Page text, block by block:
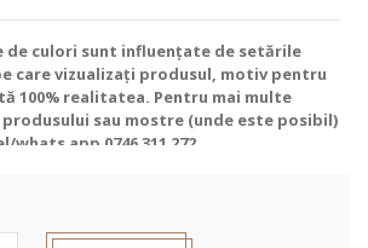
de culori sunt influențate de setările
care vizualizați produsul, motiv pentru
100% realitatea. Pentru mai multe
sau mostre (unde este posibil)
whats app 0746 311 272